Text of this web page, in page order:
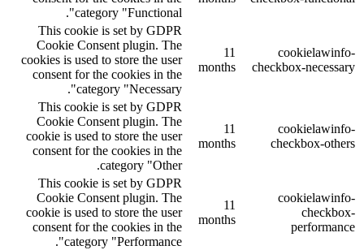
category "Functional".
cookielawinfo-
checkbox-necessary
11
months
This cookie is set by GDPR
Cookie Consent plugin. The
cookies is used to store the user
consent for the cookies in the
category "Necessary".
cookielawinfo-
checkbox-others
11
months
This cookie is set by GDPR
Cookie Consent plugin. The
cookie is used to store the user
consent for the cookies in the
category "Other.
cookielawinfo-
checkbox-
performance
11
months
This cookie is set by GDPR
Cookie Consent plugin. The
cookie is used to store the user
consent for the cookies in the
category "Performance".